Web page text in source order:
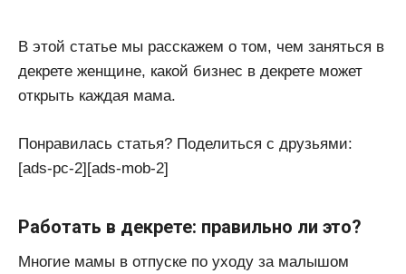
В этой статье мы расскажем о том, чем заняться в
декрете женщине, какой бизнес в декрете может
открыть каждая мама.
Понравилась статья? Поделиться с друзьями:
[ads-pc-2][ads-mob-2]
Работать в декрете: правильно ли это?
Многие мамы в отпуске по уходу за малышом